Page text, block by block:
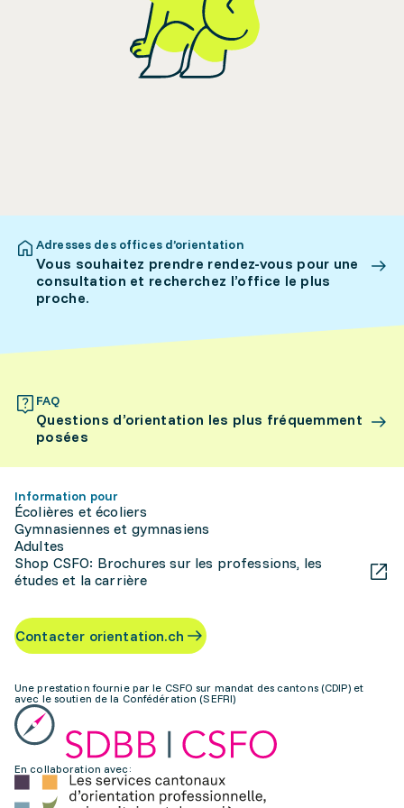
Adresses des offices d’orientation
Vous souhaitez prendre rendez-vous pour une
consultation et recherchez l’office le plus
proche.
FAQ
Questions d’orientation les plus fréquemment
posées
Information pour
Écolières et écoliers
Gymnasiennes et gymnasiens
Adultes
Shop CSFO: Brochures sur les professions, les
études et la carrière
Contacter orientation.ch
Une prestation fournie par le CSFO sur mandat des cantons (CDIP) et
avec le soutien de la Confédération (SEFRI)
En collaboration avec: